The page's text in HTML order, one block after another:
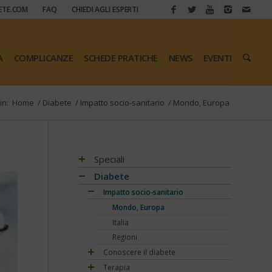
FAQ CHIEDI AGLI ESPERTI
COMPLICANZE SCHEDE PRATICHE NEWS EVENTI
Home / Diabete / Impatto socio-sanitario / Mondo, Europa
Speciali
Antiossidanti e radicali liberi
Assistenza e diabete
Associazioni di pazienti con diabete
Automonitoraggio glicemia
Centenario dell'insulina
COVID-19 e diabete
Diabete e obesità
Diabete
Impatto socio-sanitario
Mondo, Europa
Italia
Regioni
Conoscere il diabete
Che cos'è il diabete
Terapia